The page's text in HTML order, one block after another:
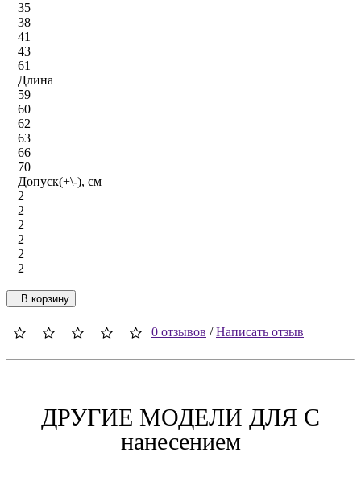
35
38
41
43
61
Длина
59
60
62
63
66
70
Допуск(+\-), см
2
2
2
2
2
2
В корзину
0 отзывов /Написать отзыв
ДРУГИЕ МОДЕЛИ ДЛЯ C
нанесением